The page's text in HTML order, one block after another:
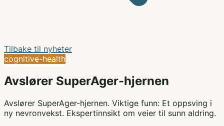
Tilbake til nyheter
cognitive-health
Avslører SuperAger-hjernen
Avslører SuperAger-hjernen. Viktige funn: Et oppsving i
ny nevronvekst. Ekspertinnsikt om veier til sunn aldring.